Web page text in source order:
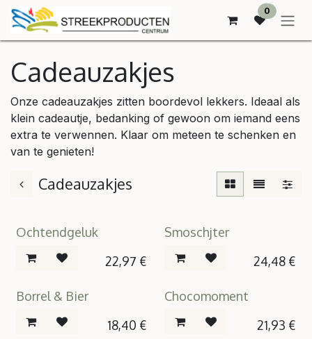
OVERSLAAN NAAR INHOUD
0
Cadeauzakjes
Onze cadeauzakjes zitten boordevol lekkers. Ideaal als
klein cadeautje, bedanking of gewoon om iemand eens
extra te verwennen. Klaar om meteen te schenken en
van te genieten!
Cadeauzakjes
Ochtendgeluk
22,97 €
Smoschjter
24,48€
Borrel & Bier
18,40 €
Chocomoment
21,93 €